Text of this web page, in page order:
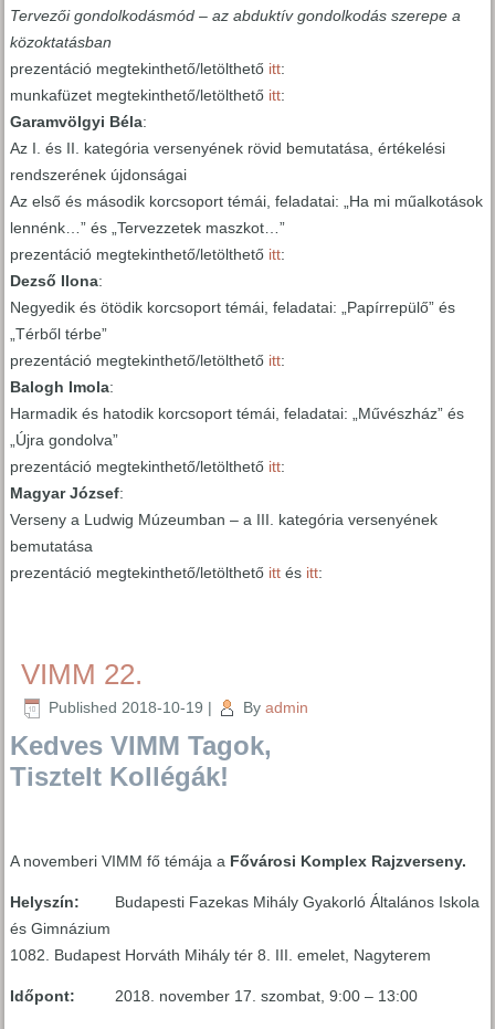
Tervezői gondolkodásmód – az abduktív gondolkodás szerepe a
közoktatásban
prezentáció megtekinthető/letölthető itt:
munkafüzet megtekinthető/letölthető itt:
Garamvölgyi Béla:
Az I. és II. kategória versenyének rövid bemutatása, értékelési
rendszerének újdonságai
Az első és második korcsoport témái, feladatai: „Ha mi műalkotások
lennénk…” és „Tervezzetek maszkot…”
prezentáció megtekinthető/letölthető itt:
Dezső Ilona:
Negyedik és ötödik korcsoport témái, feladatai: „Papírrepülő” és
„Térből térbe”
prezentáció megtekinthető/letölthető itt:
Balogh Imola:
Harmadik és hatodik korcsoport témái, feladatai: „Művészház” és
„Újra gondolva”
prezentáció megtekinthető/letölthető itt:
Magyar József:
Verseny a Ludwig Múzeumban – a III. kategória versenyének
bemutatása
prezentáció megtekinthető/letölthető itt és itt:
VIMM 22.
Published 2018-10-19 | By admin
Kedves VIMM Tagok,
Tisztelt Kollégák!
A novemberi VIMM fő témája a Fővárosi Komplex Rajzverseny.
Helyszín: Budapesti Fazekas Mihály Gyakorló Általános Iskola
és Gimnázium
1082. Budapest Horváth Mihály tér 8. III. emelet, Nagyterem
Időpont: 2018. november 17. szombat, 9:00 – 13:00